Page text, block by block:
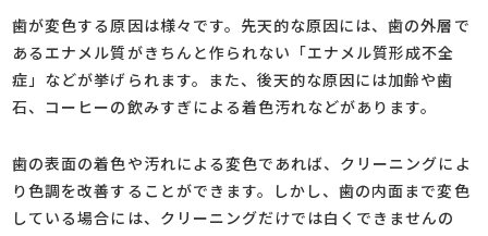
歯が変色する原因は様々です。先天的な原因には、歯の外層で
あるエナメル質がきちんと作られない「エナメル質形成不全
症」などが挙げられます。また、後天的な原因には加齢や歯
石、コーヒーの飲みすぎによる着色汚れなどがあります。
歯の表面の着色や汚れによる変色であれば、クリーニングによ
り色調を改善することができます。しかし、歯の内面まで変色
している場合には、クリーニングだけでは白くできませんの